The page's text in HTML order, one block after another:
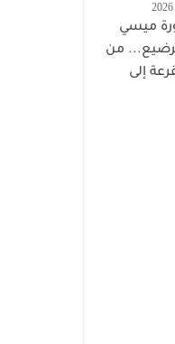
ميسي
من
إلى